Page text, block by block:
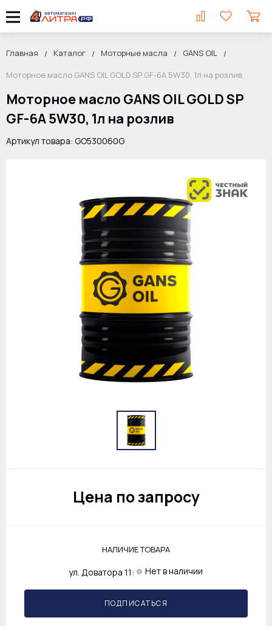
Главная Каталог Моторные масла
GANS OIL
Моторное масло GANS OIL GOLD SP GF-6A 5W30, 1л на розлив
Моторное масло GANS OIL GOLD SP
GF-6A 5W30, 1л на розлив
Артикул товара: GO530060G
Цена по запросу
НАЛИЧИЕ ТОВАРА
ул. Доватора 11: Нет в наличии
ПОДПИСАТЬСЯ